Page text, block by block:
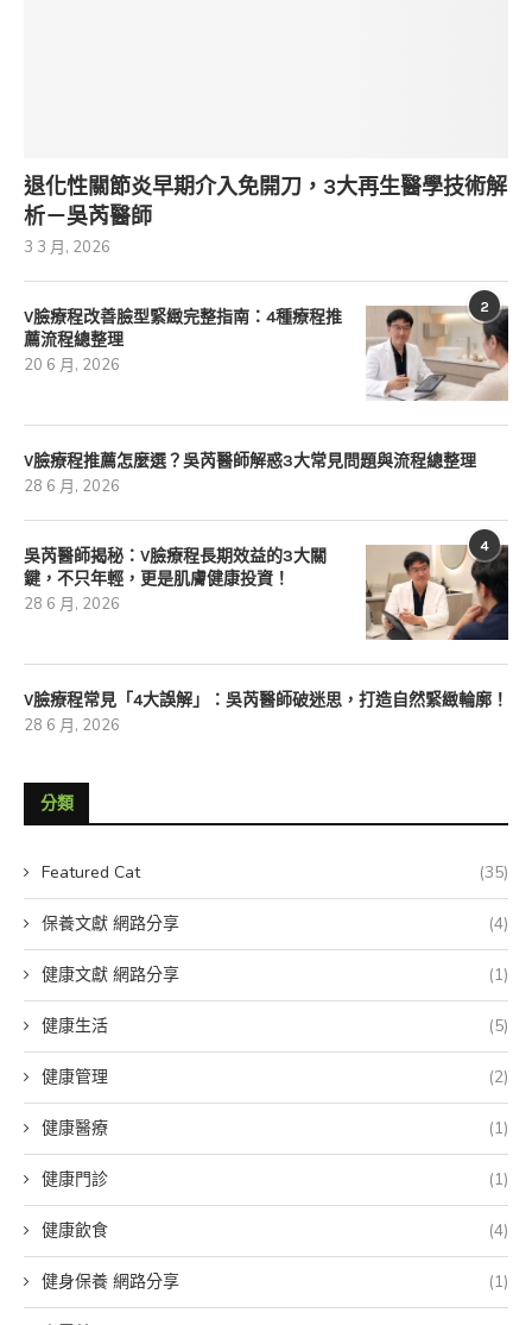
退化性關節炎早期介入免開刀，3大再生醫學技術解
析－吳芮醫師
3 3 月, 2026
2
V臉療程改善臉型緊緻完整指南：4種療程推
薦流程總整理
20 6 月, 2026
V臉療程推薦怎麼選？吳芮醫師解惑3大常見問題與流程總整理
28 6 月, 2026
4
吳芮醫師揭秘：V臉療程長期效益的3大關
鍵，不只年輕，更是肌膚健康投資！
28 6 月, 2026
V臉療程常見「4大誤解」：吳芮醫師破迷思，打造自然緊緻輪廓！
28 6 月, 2026
分類
Featured Cat (35)
保養文獻 網路分享 (4)
健康文獻 網路分享 (1)
健康生活 (5)
健康管理 (2)
健康醫療 (1)
健康門診 (1)
健康飲食 (4)
健身保養 網路分享 (1)